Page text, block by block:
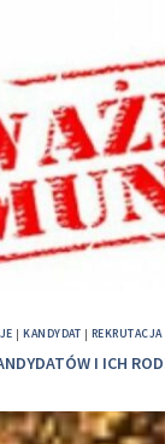
|KANDYDAT | REKRUTACJA
I ICH